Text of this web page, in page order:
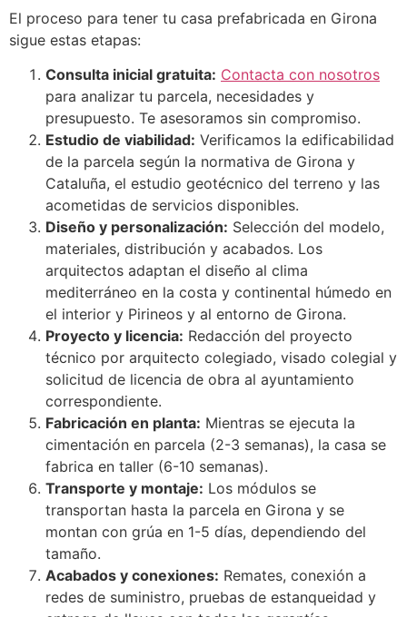
El proceso para tener tu casa prefabricada en Girona
sigue estas etapas:
Consulta inicial gratuita: Contacta con nosotros
para analizar tu parcela, necesidades y
presupuesto. Te asesoramos sin compromiso.
Estudio de viabilidad: Verificamos la edificabilidad
de la parcela según la normativa de Girona y
Cataluña, el estudio geotécnico del terreno y las
acometidas de servicios disponibles.
Diseño y personalización: Selección del modelo,
materiales, distribución y acabados. Los
arquitectos adaptan el diseño al clima
mediterráneo en la costa y continental húmedo en
el interior y Pirineos y al entorno de Girona.
Proyecto y licencia: Redacción del proyecto
técnico por arquitecto colegiado, visado colegial y
solicitud de licencia de obra al ayuntamiento
correspondiente.
Fabricación en planta: Mientras se ejecuta la
cimentación en parcela (2-3 semanas), la casa se
fabrica en taller (6-10 semanas).
Transporte y montaje: Los módulos se
transportan hasta la parcela en Girona y se
montan con grúa en 1-5 días, dependiendo del
tamaño.
Acabados y conexiones: Remates, conexión a
redes de suministro, pruebas de estanqueidad y